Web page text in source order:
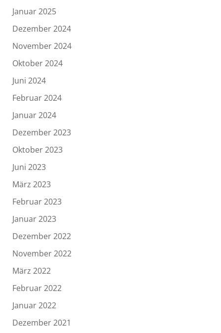
Januar 2025
Dezember 2024
November 2024
Oktober 2024
Juni 2024
Februar 2024
Januar 2024
Dezember 2023
Oktober 2023
Juni 2023
März 2023
Februar 2023
Januar 2023
Dezember 2022
November 2022
März 2022
Februar 2022
Januar 2022
Dezember 2021